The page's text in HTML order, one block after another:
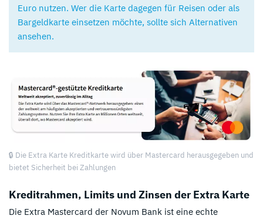
Euro nutzen. Wer die Karte dagegen für Reisen oder als
Bargeldkarte einsetzen möchte, sollte sich Alternativen
ansehen.
🔒 Die Extra Karte Kreditkarte wird über Mastercard herausgegeben und
bietet Sicherheit bei Zahlungen
Kreditrahmen, Limits und Zinsen der Extra Karte
Die Extra Mastercard der Novum Bank ist eine echte